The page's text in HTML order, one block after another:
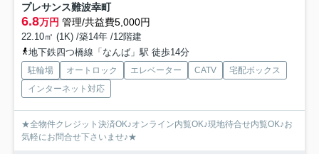
プレサンス難波幸町
6.8万円 管理/共益費5,000円
22.10㎡ (1K) /築14年 /12階建
地下鉄四つ橋線「なんば」駅 徒歩14分
駐輪場 オートロック エレベーター CATV
宅配ボックス
インターネット対応
★全物件クレジット決済OK♪オンライン内覧OK♪現地待合せ内覧OK♪お
気軽にお問合せ下さいませ♪★